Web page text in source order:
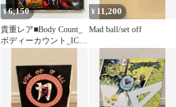
¥6,150
貴重レア■Body Count_
ボディーカウント_ICE-
¥ 11,200
Mad ball/set off